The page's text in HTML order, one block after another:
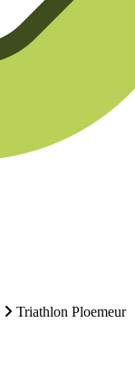
Triathlon Ploemeur